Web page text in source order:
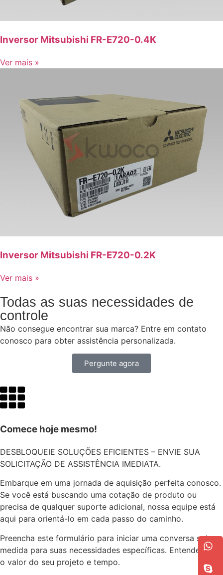
Inversor Mitsubishi FR-E720-0.4K
Ver mais »
Inversor Mitsubishi FR-E720-0.2K
Ver mais »
Todas as suas necessidades de
controle
Não consegue encontrar sua marca? Entre em contato
conosco para obter assistência personalizada.
Pergunte agora
Comece hoje mesmo!
DESBLOQUEIE SOLUÇÕES EFICIENTES – ENVIE SUA
SOLICITAÇÃO DE ASSISTÊNCIA IMEDIATA.
Embarque em uma jornada de aquisição perfeita conosco.
Se você está buscando uma cotação de produto ou
precisa de qualquer suporte adicional, nossa equipe está
aqui para orientá-lo em cada passo do caminho.
Preencha este formulário para iniciar uma conversa sob
medida para suas necessidades específicas. Entendemos
o valor do seu projeto e tempo.